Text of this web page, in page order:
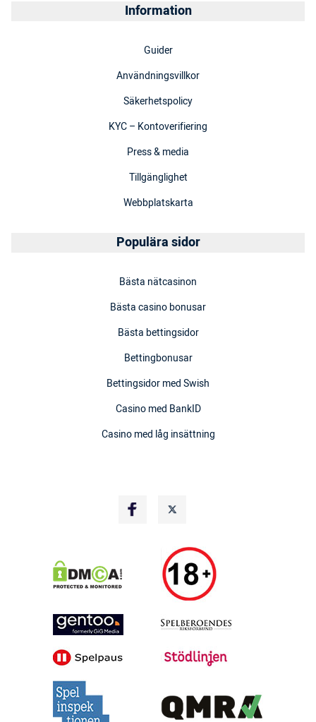
Information
Guider
Användningsvillkor
Säkerhetspolicy
KYC – Kontoverifiering
Press & media
Tillgänglighet
Webbplatskarta
Populära sidor
Bästa nätcasinon
Bästa casino bonusar
Bästa bettingsidor
Bettingbonusar
Bettingsidor med Swish
Casino med BankID
Casino med låg insättning